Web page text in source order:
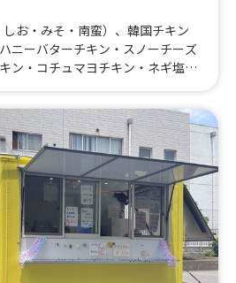
お・みそ・南蛮）、韓国チキン
ニーバターチキン・スノーチーズ
ン・コチュマヨチキン・ネギ塩チ
ポテトチーズハットグ、チーズボ
ゲット、ソトックソトック、肉巻
ドッグ、旨からBOX(しょうゆ・し
・めんたいマヨ・スイートチ
丼、缶ビール、オレンジジュー
ジュース100%、ハイボール・コ
イ、韓国ドリンク